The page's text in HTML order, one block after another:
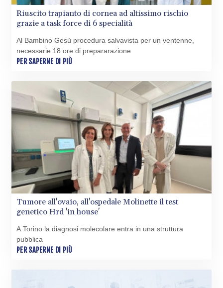
Riuscito trapianto di cornea ad altissimo rischio
grazie a task force di 6 specialità
Al Bambino Gesù procedura salvavista per un ventenne,
necessarie 18 ore di prepararazione
PER SAPERNE DI PIÙ
Tumore all'ovaio, all'ospedale Molinette il test
genetico Hrd 'in house'
A Torino la diagnosi molecolare entra in una struttura
pubblica
PER SAPERNE DI PIÙ